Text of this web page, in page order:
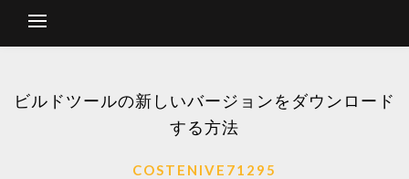
ビルドツールの新しいバージョンをダウンロード
する方法
COSTENIVE71295